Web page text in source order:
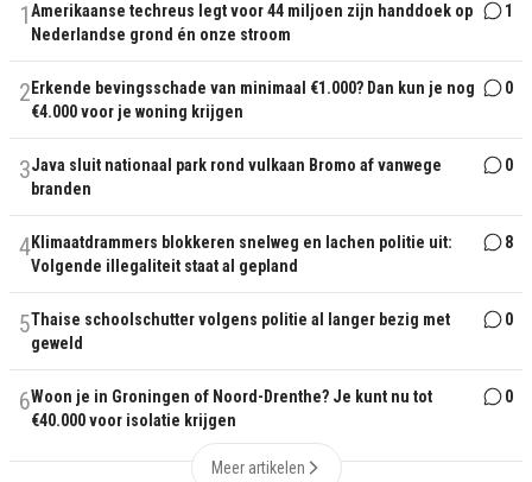
1Amerikaanse techreus legt voor 44 miljoen zijn handdoek op
Nederlandse grond én onze stroom
1
2 Erkende bevingsschade van minimaal €1.000? Dan kun je nog
€4.000 voor je woning krijgen
0
3Java sluit nationaal park rond vulkaan Bromo af vanwege
branden
0
4Klimaatdrammers blokkeren snelweg en lachen politie uit:
Volgende illegaliteit staat al gepland
8
5Thaise schoolschutter volgens politie al langer bezig met
geweld
0
6Woon je in Groningen of Noord-Drenthe? Je kunt nu tot
€40.000 voor isolatie krijgen
0
Meer artikelen